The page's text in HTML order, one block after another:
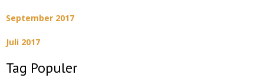
September 2017
Juli 2017
Tag Populer